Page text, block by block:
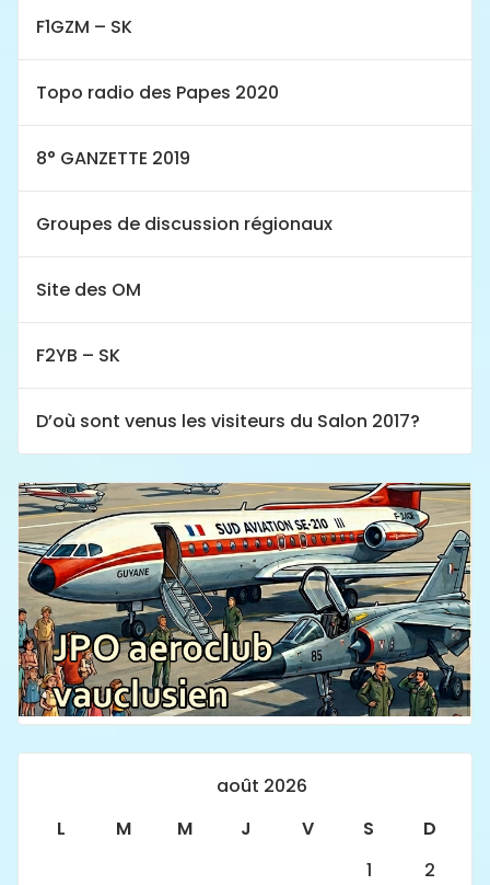
F1GZM – SK
Topo radio des Papes 2020
8° GANZETTE 2019
Groupes de discussion régionaux
Site des OM
F2YB – SK
D’où sont venus les visiteurs du Salon 2017?
août 2026
L
M M J V S
D
1
2